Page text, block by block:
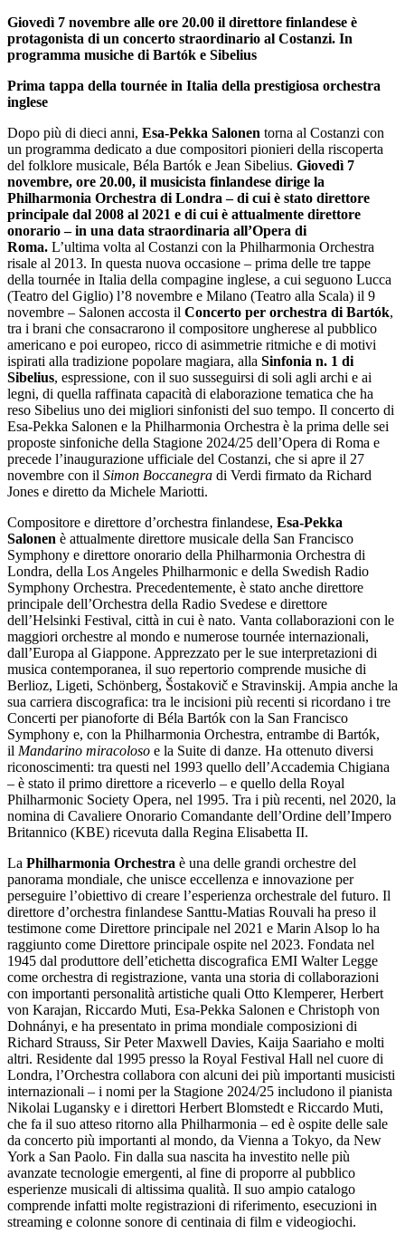
Giovedì 7 novembre alle ore 20.00 il direttore finlandese è
protagonista di un concerto straordinario al Costanzi. In
programma musiche di Bartók e Sibelius
Prima tappa della tournée in Italia della prestigiosa orchestra
inglese
Dopo più di dieci anni, Esa-Pekka Salonen torna al Costanzi con
un programma dedicato a due compositori pionieri della riscoperta
del folklore musicale, Béla Bartók e Jean Sibelius. Giovedì 7
novembre, ore 20.00, il musicista finlandese dirige la
Philharmonia Orchestra di Londra – di cui è stato direttore
principale dal 2008 al 2021 e di cui è attualmente direttore
onorario – in una data straordinaria all’Opera di
Roma. L’ultima volta al Costanzi con la Philharmonia Orchestra
risale al 2013. In questa nuova occasione – prima delle tre tappe
della tournée in Italia della compagine inglese, a cui seguono Lucca
(Teatro del Giglio) l’8 novembre e Milano (Teatro alla Scala) il 9
novembre – Salonen accosta il Concerto per orchestra di Bartók,
tra i brani che consacrarono il compositore ungherese al pubblico
americano e poi europeo, ricco di asimmetrie ritmiche e di motivi
ispirati alla tradizione popolare magiara, alla Sinfonia n. 1 di
Sibelius, espressione, con il suo susseguirsi di soli agli archi e ai
legni, di quella raffinata capacità di elaborazione tematica che ha
reso Sibelius uno dei migliori sinfonisti del suo tempo. Il concerto di
Esa-Pekka Salonen e la Philharmonia Orchestra è la prima delle sei
proposte sinfoniche della Stagione 2024/25 dell’Opera di Roma e
precede l’inaugurazione ufficiale del Costanzi, che si apre il 27
novembre con il Simon Boccanegra di Verdi firmato da Richard
Jones e diretto da Michele Mariotti.
Compositore e direttore d’orchestra finlandese, Esa-Pekka
Salonen è attualmente direttore musicale della San Francisco
Symphony e direttore onorario della Philharmonia Orchestra di
Londra, della Los Angeles Philharmonic e della Swedish Radio
Symphony Orchestra. Precedentemente, è stato anche direttore
principale dell’Orchestra della Radio Svedese e direttore
dell’Helsinki Festival, città in cui è nato. Vanta collaborazioni con le
maggiori orchestre al mondo e numerose tournée internazionali,
dall’Europa al Giappone. Apprezzato per le sue interpretazioni di
musica contemporanea, il suo repertorio comprende musiche di
Berlioz, Ligeti, Schönberg, Šostakovič e Stravinskij. Ampia anche la
sua carriera discografica: tra le incisioni più recenti si ricordano i tre
Concerti per pianoforte di Béla Bartók con la San Francisco
Symphony e, con la Philharmonia Orchestra, entrambe di Bartók,
il Mandarino miracoloso e la Suite di danze. Ha ottenuto diversi
riconoscimenti: tra questi nel 1993 quello dell’Accademia Chigiana
– è stato il primo direttore a riceverlo – e quello della Royal
Philharmonic Society Opera, nel 1995. Tra i più recenti, nel 2020, la
nomina di Cavaliere Onorario Comandante dell’Ordine dell’Impero
Britannico (KBE) ricevuta dalla Regina Elisabetta II.
La Philharmonia Orchestra è una delle grandi orchestre del
panorama mondiale, che unisce eccellenza e innovazione per
perseguire l’obiettivo di creare l’esperienza orchestrale del futuro. Il
direttore d’orchestra finlandese Santtu-Matias Rouvali ha preso il
testimone come Direttore principale nel 2021 e Marin Alsop lo ha
raggiunto come Direttore principale ospite nel 2023. Fondata nel
1945 dal produttore dell’etichetta discografica EMI Walter Legge
come orchestra di registrazione, vanta una storia di collaborazioni
con importanti personalità artistiche quali Otto Klemperer, Herbert
von Karajan, Riccardo Muti, Esa-Pekka Salonen e Christoph von
Dohnányi, e ha presentato in prima mondiale composizioni di
Richard Strauss, Sir Peter Maxwell Davies, Kaija Saariaho e molti
altri. Residente dal 1995 presso la Royal Festival Hall nel cuore di
Londra, l’Orchestra collabora con alcuni dei più importanti musicisti
internazionali – i nomi per la Stagione 2024/25 includono il pianista
Nikolai Lugansky e i direttori Herbert Blomstedt e Riccardo Muti,
che fa il suo atteso ritorno alla Philharmonia – ed è ospite delle sale
da concerto più importanti al mondo, da Vienna a Tokyo, da New
York a San Paolo. Fin dalla sua nascita ha investito nelle più
avanzate tecnologie emergenti, al fine di proporre al pubblico
esperienze musicali di altissima qualità. Il suo ampio catalogo
comprende infatti molte registrazioni di riferimento, esecuzioni in
streaming e colonne sonore di centinaia di film e videogiochi.